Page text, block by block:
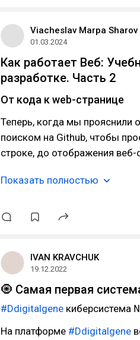
Viacheslav Marpa Sharov
01.03.2024
Как работает Веб:
разработке. Часть 2
От кода к web-странице
Теперь, когда мы прояснили
поиском на Github, чтобы
строке, до отображения веб-
Показать полностью
IVAN KRAVCHUK
19.12.2022
🧿 Самая первая
#Ddigitalgene киберсистема
На платформе #Ddigitalgene